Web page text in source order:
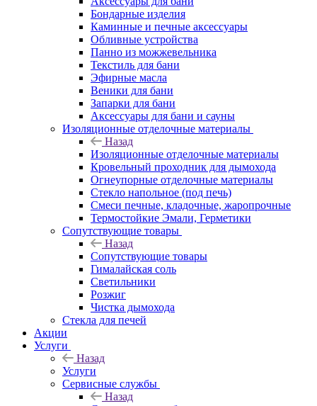
Бондарные изделия
Каминные и печные аксессуары
Обливные устройства
Панно из можжевельника
Текстиль для бани
Эфирные масла
Веники для бани
Запарки для бани
Аксессуары для бани и сауны
Изоляционные отделочные материалы
Назад
Изоляционные отделочные материалы
Кровельный проходник для дымохода
Огнеупорные отделочные материалы
Стекло напольное (под печь)
Смеси печные, кладочные, жаропрочные
Термостойкие Эмали, Герметики
Сопутствующие товары
Назад
Сопутствующие товары
Гималайская соль
Светильники
Розжиг
Чистка дымохода
Стекла для печей
Акции
Услуги
Назад
Услуги
Сервисные службы
Назад